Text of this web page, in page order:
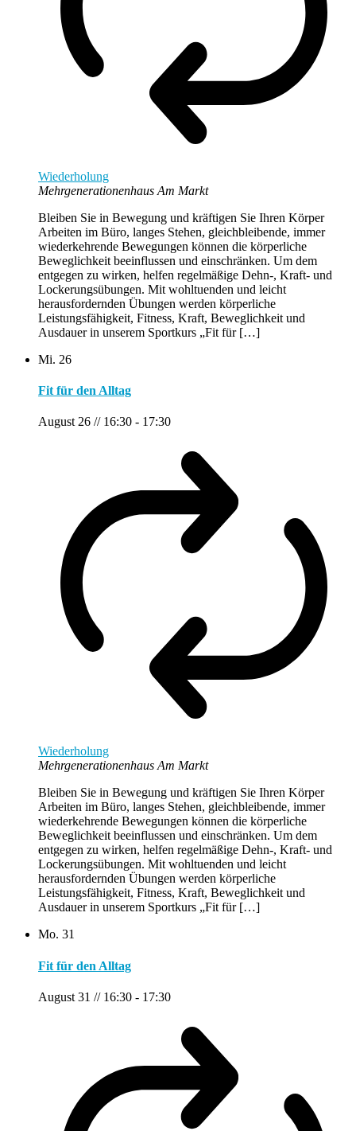
Wiederholung
Mehrgenerationenhaus Am Markt
Bleiben Sie in Bewegung und kräftigen Sie Ihren Körper
Arbeiten im Büro, langes Stehen, gleichbleibende, immer
wiederkehrende Bewegungen können die körperliche
Beweglichkeit beeinflussen und einschränken. Um dem
entgegen zu wirken, helfen regelmäßige Dehn-, Kraft- und
Lockerungsübungen. Mit wohltuenden und leicht
herausfordernden Übungen werden körperliche
Leistungsfähigkeit, Fitness, Kraft, Beweglichkeit und
Ausdauer in unserem Sportkurs „Fit für […]
Mi. 26
Fit für den Alltag
August 26 // 16:30 - 17:30
Wiederholung
Mehrgenerationenhaus Am Markt
Bleiben Sie in Bewegung und kräftigen Sie Ihren Körper
Arbeiten im Büro, langes Stehen, gleichbleibende, immer
wiederkehrende Bewegungen können die körperliche
Beweglichkeit beeinflussen und einschränken. Um dem
entgegen zu wirken, helfen regelmäßige Dehn-, Kraft- und
Lockerungsübungen. Mit wohltuenden und leicht
herausfordernden Übungen werden körperliche
Leistungsfähigkeit, Fitness, Kraft, Beweglichkeit und
Ausdauer in unserem Sportkurs „Fit für […]
Mo. 31
Fit für den Alltag
August 31 // 16:30 - 17:30